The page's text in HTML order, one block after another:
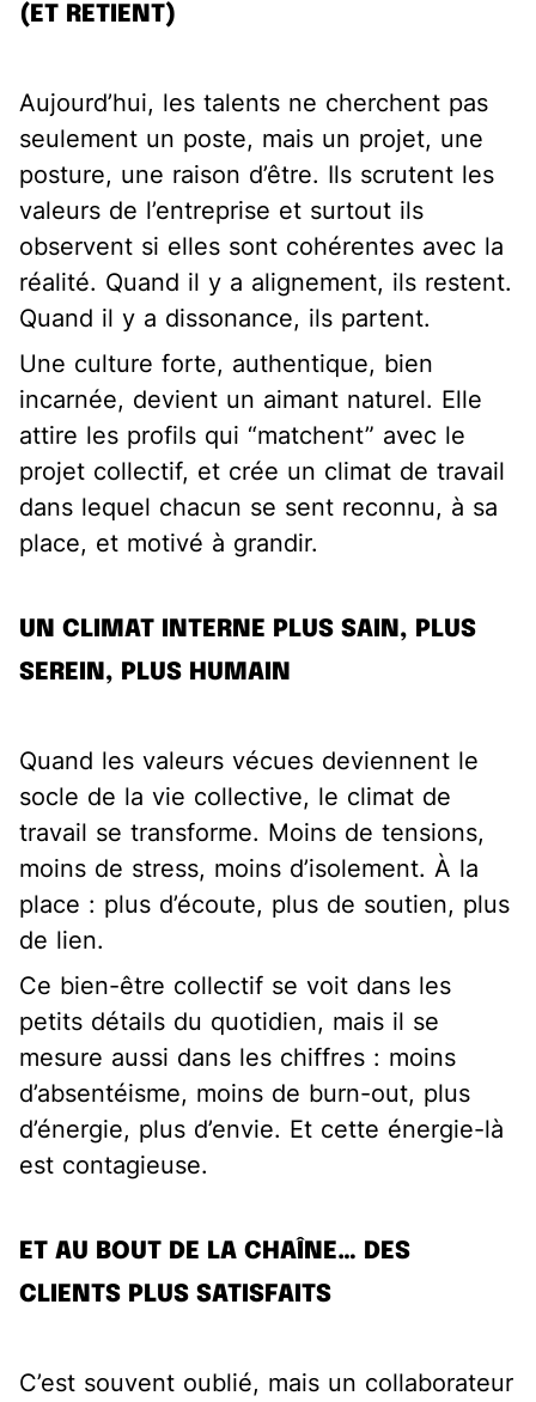
(ET RETIENT)
Aujourd’hui, les talents ne cherchent pas
seulement un poste, mais un projet, une
posture, une raison d’être. Ils scrutent les
valeurs de l’entreprise et surtout ils
observent si elles sont cohérentes avec la
réalité. Quand il y a alignement, ils restent.
Quand il y a dissonance, ils partent.
Une culture forte, authentique, bien
incarnée, devient un aimant naturel. Elle
attire les profils qui “matchent” avec le
projet collectif, et crée un climat de travail
dans lequel chacun se sent reconnu, à sa
place, et motivé à grandir.
UN CLIMAT INTERNE PLUS SAIN, PLUS
SEREIN, PLUS HUMAIN
Quand les valeurs vécues deviennent le
socle de la vie collective, le climat de
travail se transforme. Moins de tensions,
moins de stress, moins d’isolement. À la
place : plus d’écoute, plus de soutien, plus
de lien.
Ce bien-être collectif se voit dans les
petits détails du quotidien, mais il se
mesure aussi dans les chiffres : moins
d’absentéisme, moins de burn-out, plus
d’énergie, plus d’envie. Et cette énergie-là
est contagieuse.
ET AU BOUT DE LA CHAÎNE… DES
CLIENTS PLUS SATISFAITS
C’est souvent oublié, mais un collaborateur